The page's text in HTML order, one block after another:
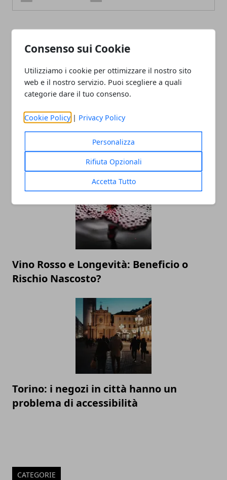
Consenso sui Cookie
Utilizziamo i cookie per ottimizzare il nostro sito
web e il nostro servizio. Puoi scegliere a quali
categorie dare il tuo consenso.
Cookie Policy | Privacy Policy
Personalizza
Rifiuta Opzionali
Accetta Tutto
I migliori lavori da fare da casa nel 2025
Vino Rosso e Longevità: Beneficio o
Rischio Nascosto?
Torino: i negozi in città hanno un
problema di accessibilità
CATEGORIE